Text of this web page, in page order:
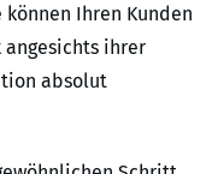
Ihren Kunden
ihrer
absolut